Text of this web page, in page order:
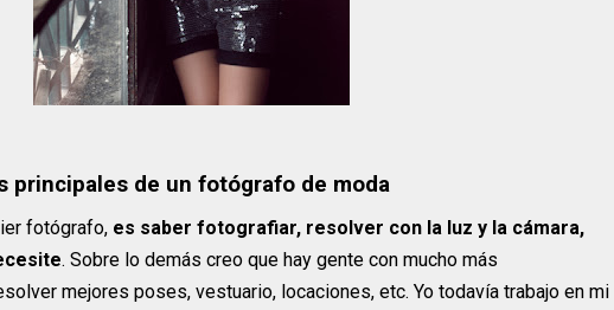
principales de un fotógrafo de moda
fotógrafo, es saber fotografiar, resolver con la luz y la cámara,
. Sobre lo demás creo que hay gente con mucho más
mejores poses, vestuario, locaciones, etc. Yo todavía trabajo en mi